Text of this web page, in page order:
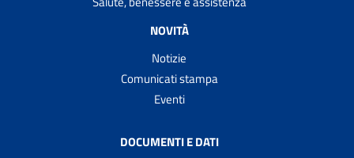
NOVITÀ
Notizie
Comunicati stampa
Eventi
DOCUMENTI E DATI